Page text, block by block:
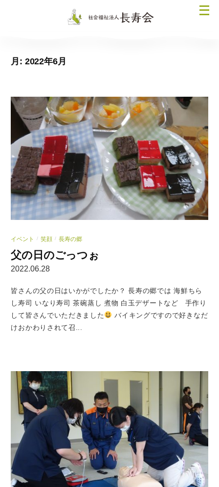
メ
月: 2022年6月
イベント / 笑顔 / 長寿の郷
父の日のごっつぉ
2022.06.28
皆さんの父の日はいかがでしたか？ 長寿の郷では 海鮮ちら
し寿司 いなり寿司 茶碗蒸し 煮物 白玉デザートなど 手作り
して皆さんでいただきました
バイキングですので好きなだ
けおかわりされて召...